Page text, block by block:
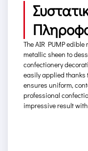
The AIR PUMP
metallic sheen to
confectionery
easily applied
ensures uniform,
professional
impressive result